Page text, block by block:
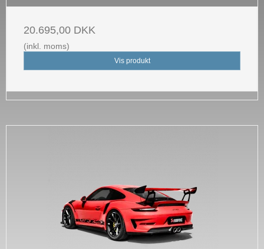
20.695,00 DKK
(inkl. moms)
Vis produkt